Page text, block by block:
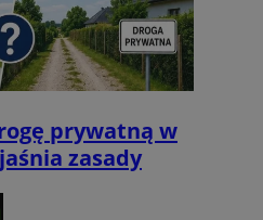
prywatną w
zasady